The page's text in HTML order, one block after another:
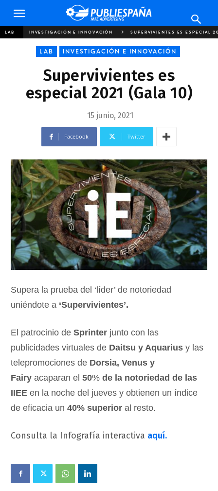
Publiespaña
LAB INVESTIGACIÓN E INNOVACIÓN SUPERVIVIENTES ES ESPECIAL
LAB INVESTIGACIÓN E INNOVACIÓN
Supervivientes es
especial 2021 (Gala 10)
15 junio, 2021
Facebook Twitter
Supera la prueba del ‘líder’ de notoriedad
uniéndote a ‘Supervivientes’.
El patrocinio de Sprinter junto con las
publicidades virtuales de Daitsu y Aquarius y las
telepromociones de Dorsia, Venus y
Fairy acaparan el 50% de la notoriedad de las
IIEE en la noche del jueves y obtienen un índice
de eficacia un 40% superior al resto.
Consulta la Infografía interactiva aquí.